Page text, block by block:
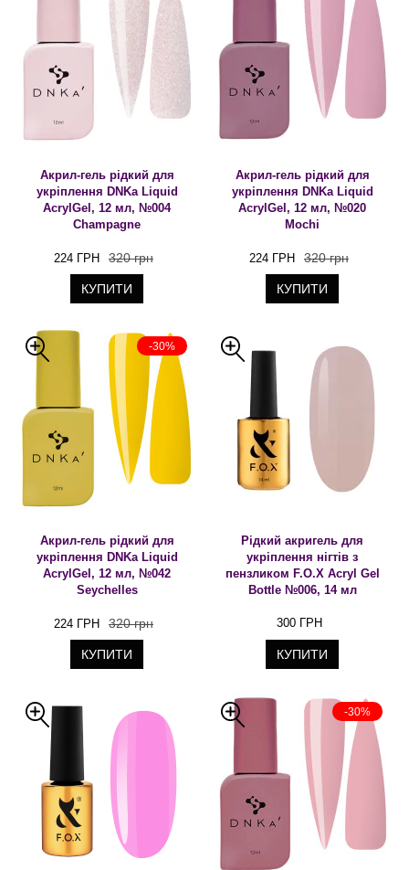
Акрил-гель рідкий для
укріплення DNKa Liquid
AcrylGel, 12 мл, №004
Champagne
224 ГРН 320 грн
КУПИТИ
Акрил-гель рідкий для
укріплення DNKa Liquid
AcrylGel, 12 мл, №020
Mochi
224 ГРН 320 грн
КУПИТИ
-30%
Акрил-гель рідкий для
укріплення DNKa Liquid
AcrylGel, 12 мл, №042
Seychelles
224 ГРН 320 грн
КУПИТИ
Рідкий акригель для
укріплення нігтів з
пензликом F.O.X Acryl Gel
Bottle №006, 14 мл
300 ГРН
КУПИТИ
-30%